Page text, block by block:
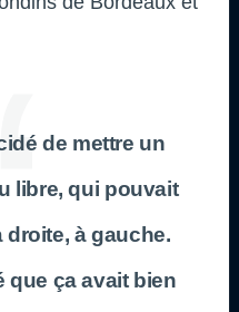
de mettre un
libre, qui pouvait
droite, à gauche.
que ça avait bien